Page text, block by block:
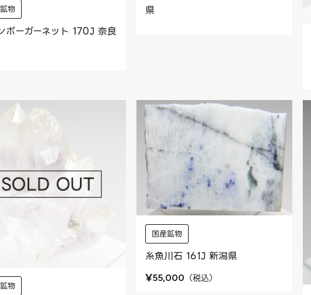
物
ボーガーネット 170J 奈良
県
物
国産鉱物
糸魚川石 161J 新潟県
¥55,000 （税込）